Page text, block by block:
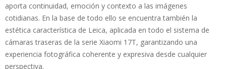
aporta continuidad, emoción y contexto a las imágenes
cotidianas. En la base de todo ello se encuentra también la
estética característica de Leica, aplicada en todo el sistema de
cámaras traseras de la serie Xiaomi 17T, garantizando una
experiencia fotográfica coherente y expresiva desde cualquier
perspectiva.